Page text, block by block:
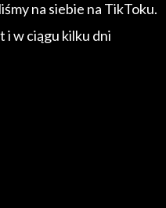
na siebie na TikToku.
i w ciągu kilku dni